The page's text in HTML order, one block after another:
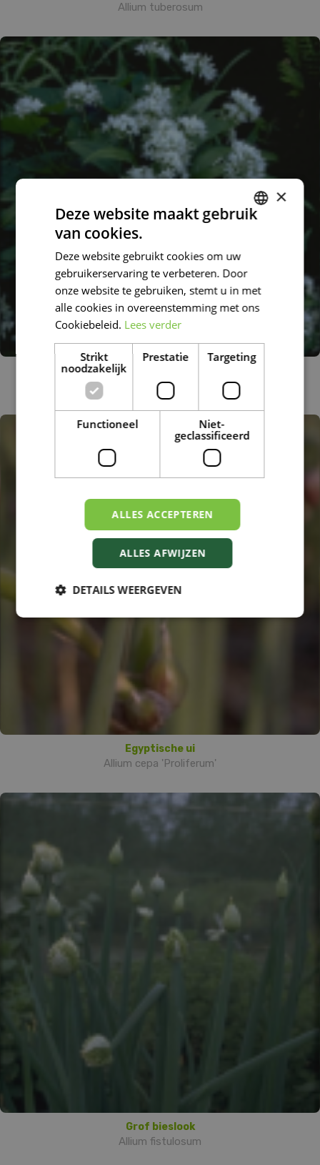
Allium tuberosum
Allium ursinum
Egyptische ui
Allium cepa 'Proliferum'
Grof bieslook
Allium fistulosum
×
Deze website maakt gebruik
van cookies.
Deze website gebruikt cookies om uw
gebruikerservaring te verbeteren. Door
onze website te gebruiken, stemt u in met
alle cookies in overeenstemming met ons
Cookiebeleid. Lees verder
Strikt
noodzakelijk
Prestatie Targeting
Functioneel
Niet-
geclassificeerd
ALLES ACCEPTEREN
ALLES AFWIJZEN
DETAILS WEERGEVEN